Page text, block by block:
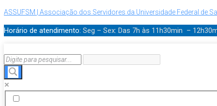
ASSUFSM | Associação dos Servidores da Universidade Federal de
Horário de atendimento: Seg – Sex: Das 7h às 11h30min –